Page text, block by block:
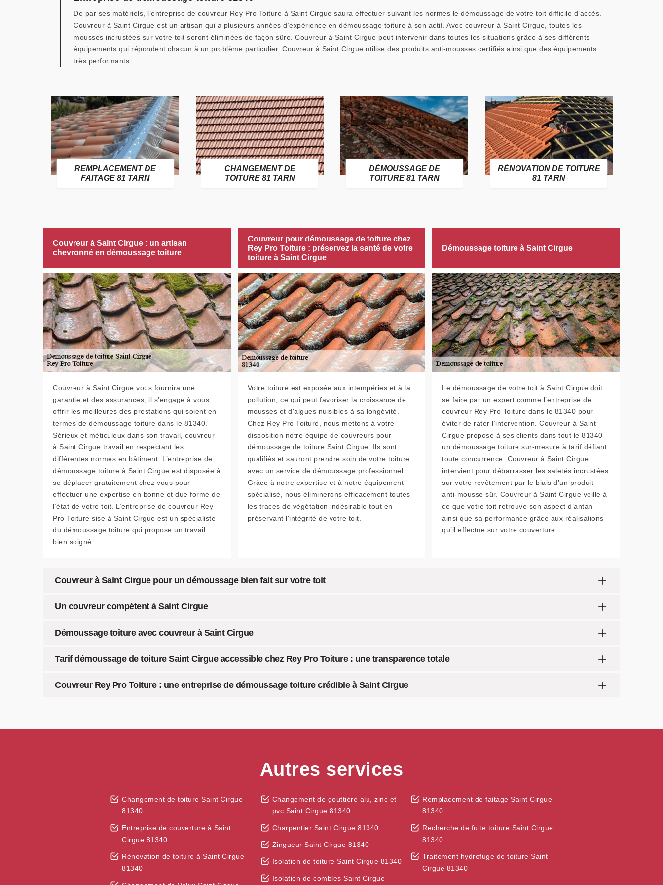
De par ses matériels, l’entreprise de couvreur Rey Pro Toiture à Saint Cirgue saura effectuer suivant les normes le démoussage de votre toit difficile d’accès.
Couvreur à Saint Cirgue est un artisan qui a plusieurs années d’expérience en démoussage toiture à son actif. Avec couvreur à Saint Cirgue, toutes les
mousses incrustées sur votre toit seront éliminées de façon sûre. Couvreur à Saint Cirgue peut intervenir dans toutes les situations grâce à ses différents
équipements qui répondent chacun à un problème particulier. Couvreur à Saint Cirgue utilise des produits anti-mousses certifiés ainsi que des équipements
très performants.
REMPLACEMENT DE
FAITAGE 81 TARN
CHANGEMENT DE
TOITURE 81 TARN
DÉMOUSSAGE DE
TOITURE 81 TARN
RÉNOVATION DE TOITURE
81 TARN
Couvreur à Saint Cirgue : un artisan
chevronné en démoussage toiture
Couvreur à Saint Cirgue vous fournira une
garantie et des assurances, il s’engage à vous
offrir les meilleures des prestations qui soient en
termes de démoussage toiture dans le 81340.
Sérieux et méticuleux dans son travail, couvreur
à Saint Cirgue travail en respectant les
différentes normes en bâtiment. L’entreprise de
démoussage toiture à Saint Cirgue est disposée à
se déplacer gratuitement chez vous pour
effectuer une expertise en bonne et due forme de
l’état de votre toit. L’entreprise de couvreur Rey
Pro Toiture sise à Saint Cirgue est un spécialiste
du démoussage toiture qui propose un travail
bien soigné.
Couvreur pour démoussage de toiture chez
Rey Pro Toiture : préservez la santé de votre
toiture à Saint Cirgue
Votre toiture est exposée aux intempéries et à la
pollution, ce qui peut favoriser la croissance de
mousses et d'algues nuisibles à sa longévité.
Chez Rey Pro Toiture, nous mettons à votre
disposition notre équipe de couvreurs pour
démoussage de toiture Saint Cirgue. Ils sont
qualifiés et sauront prendre soin de votre toiture
avec un service de démoussage professionnel.
Grâce à notre expertise et à notre équipement
spécialisé, nous éliminerons efficacement toutes
les traces de végétation indésirable tout en
préservant l'intégrité de votre toit.
Démoussage toiture à Saint Cirgue
Le démoussage de votre toit à Saint Cirgue doit
se faire par un expert comme l’entreprise de
couvreur Rey Pro Toiture dans le 81340 pour
éviter de rater l’intervention. Couvreur à Saint
Cirgue propose à ses clients dans tout le 81340
un démoussage toiture sur-mesure à tarif défiant
toute concurrence. Couvreur à Saint Cirgue
intervient pour débarrasser les saletés incrustées
sur votre revêtement par le biais d’un produit
anti-mousse sûr. Couvreur à Saint Cirgue veille à
ce que votre toit retrouve son aspect d’antan
ainsi que sa performance grâce aux réalisations
qu’il effectue sur votre couverture.
Couvreur à Saint Cirgue pour un démoussage bien fait sur votre toit
Un couvreur compétent à Saint Cirgue
Démoussage toiture avec couvreur à Saint Cirgue
Tarif démoussage de toiture Saint Cirgue accessible chez Rey Pro Toiture : une transparence totale
Couvreur Rey Pro Toiture : une entreprise de démoussage toiture crédible à Saint Cirgue
Autres services
Changement de toiture Saint Cirgue
81340
Entreprise de couverture à Saint
Cirgue 81340
Rénovation de toiture à Saint Cirgue
81340
Changement de gouttière alu, zinc et
pvc Saint Cirgue 81340
Charpentier Saint Cirgue 81340
Zingueur Saint Cirgue 81340
Isolation de toiture Saint Cirgue 81340
Isolation de combles Saint Cirgue
Remplacement de faitage Saint Cirgue
81340
Recherche de fuite toiture Saint Cirgue
81340
Traitement hydrofuge de toiture Saint
Cirgue 81340